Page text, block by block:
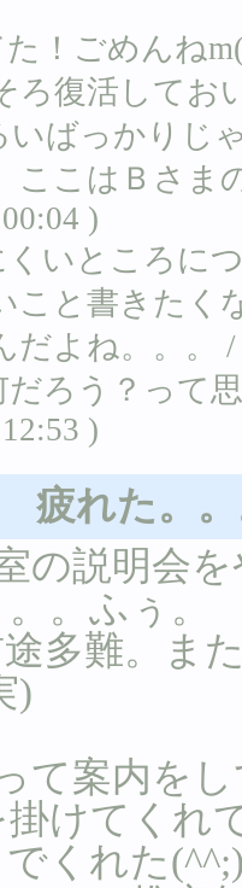
た！ごめんね
ろ復活してお
いばっかりじ
ここはＢさま
)
いところに
こと書きたく
だよね。。。 /
だろう？って
)
疲れた。
の説明会
。ふぅ。
多難。ま
)
て案内を
けてくれ
くれた